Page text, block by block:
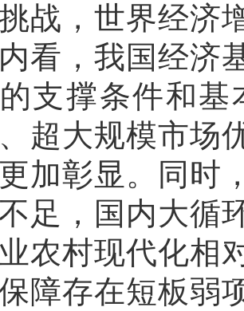
战，世界经济
看，我国经济
支撑条件和
超大规模市场
加彰显。同时
足，国内大循
农村现代化相
障存在短板弱